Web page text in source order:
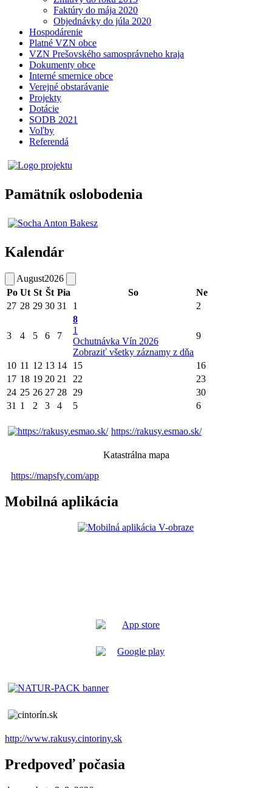
Faktúry do mája 2020
Objednávky do júla 2020
Hospodárenie
Platné VZN obce
VZN Prešovského samosprávneho kraja
Dokumenty obce
Interné smernice obce
Verejné obstarávanie
Projekty
Dotácie
SODB 2021
Voľby
Referendá
Pamätník oslobodenia
Kalendár
August2026
Po Ut St Št Pia So
Ne
27 28 29 30 31 1 2
3 4 5 6 7
8
1
Ochutnávka Vín 2026
Zobraziť všetky záznamy z dňa
9
10 11 12 13 14 15
16
17 18 19 20 21 22
23
24 25 26 27 28 29
30
31 1 2 3 4 5 6
https://rakusy.esmao.sk/
Katastrálna mapa
https://mapsfy.com/app
Mobilná aplikácia
http://www.rakusy.cintoriny.sk
Predpoveď počasia